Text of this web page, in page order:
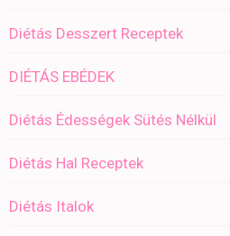
Diétás Desszert Receptek
DIÉTÁS EBÉDEK
Diétás Édességek Sütés Nélkül
Diétás Hal Receptek
Diétás Italok